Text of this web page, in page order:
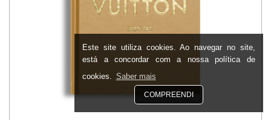
Este site utiliza cookies. Ao navegar no site,
está a concordar com a nossa política de
cookies.
Saber mais
COMPREENDI